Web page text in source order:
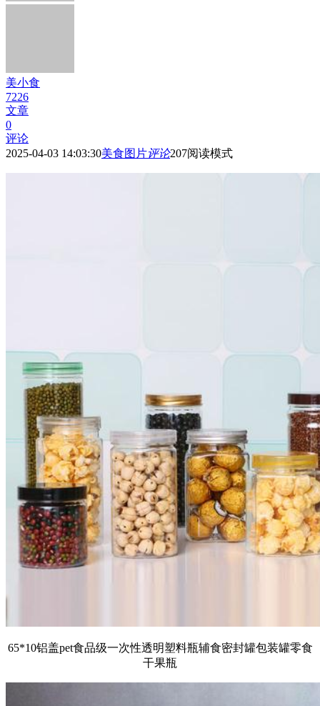
美小食
7226
文章
0
评论
2025-04-03 14:03:30美食图片评论207阅读模式
65*10铝盖pet食品级一次性透明塑料瓶辅食密封罐包装罐零食
干果瓶